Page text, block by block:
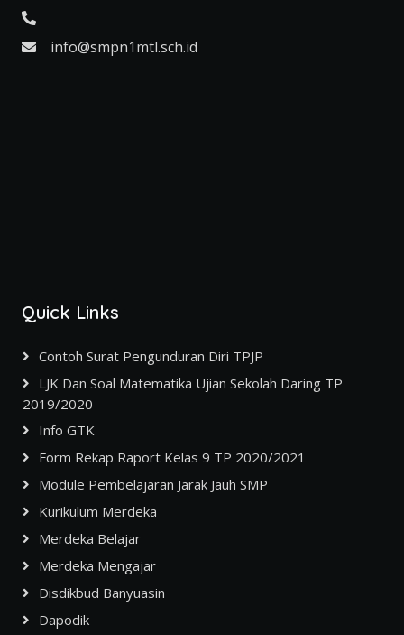
info@smpn1mtl.sch.id
Quick Links
Contoh Surat Pengunduran Diri TPJP
LJK Dan Soal Matematika Ujian Sekolah Daring TP
2019/2020
Info GTK
Form Rekap Raport Kelas 9 TP 2020/2021
Module Pembelajaran Jarak Jauh SMP
Kurikulum Merdeka
Merdeka Belajar
Merdeka Mengajar
Disdikbud Banyuasin
Dapodik